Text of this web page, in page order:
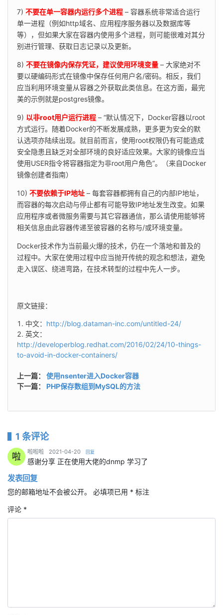
7) 不要在单一容器内运行多个进程 – 容器系统非常适合运行
单一进程（例如http域名、应用程序服务器以及数据库等
等），但如果大家在容器内使用多个进程，则可能很难对其分
别进行管理、获取日志记录以及更新。
8) 不要在镜像内保存凭证，建议使用环境变量 – 大家绝对不
要以硬编码形式在镜像中保存任何用户名/密码。相反，我们
应当利用环境变量从容器之外获取此类信息。在这方面，最完
美的示例就是postgres镜像。
9) 以非root用户运行进程 – “默认情况下，Docker容器以root
方式运行。随着Docker的不断发展成熟，更多更为安全的默
认选项亦陆续出现。就目前而言，使用root权限仍有可能造成
安全隐患且缺乏对全部环境的良好适应效果。大家的镜像应当
使用USER指令将容器指定为非root用户角色”。（来自Docker
镜像创建者指南）
10) 不要依赖于IP地址 – 每套容器都拥有自己的内部IP地址，
而容器的每次启动与停止都有可能导致IP地址发生改变。如果
应用程序或者微服务需要与其它容器通信，那么请使用能够将
相关信息由此容器传递至彼容器的名称与/或环境变量。
Docker技术作为当前最火爆的技术，仍在一个落地和普及的
过程中。大家在使用过程中应当抛开传统的观念和想法，避免
走入误区、绕进弯路，在技术转型的过程中先人一步。
原文链接：
中文： http://blog.dataman-inc.com/untitled-24/
英文：
http://developerblog.redhat.com/2016/02/24/10-things-
to-avoid-in-docker-containers/
上一篇： 使用nsenter进入Docker容器
下一篇： PHP保存数组到MySQL的方法
1 条评论
啦 啦啦啦 says:
2021-04-20 回复
感谢分享 正在使用大佬的dnmp 学习了
发表回复
您的邮箱地址不会被公开。 必填项已用 * 标注
评论 *